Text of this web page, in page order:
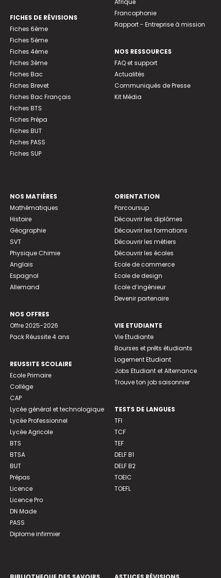
FICHES DE RÉVISIONS
Fiches 6ème
Fiches 5ème
Fiches 4ème
Fiches 3ème
Fiches Bac
Fiches Brevet
Fiches Bac Français
Fiches BTS
Fiches Prépa
Fiches BUT
Fiches PASS
Fiches SUP
Afrique
Francophonie
Rapport - Entreprise à mission
NOS RESSOURCES
FAQ et support
Actualités
Communiqués de Presse
Kit Média
NOS MATIÈRES
Mathématiques
Histoire
Géographie
SVT
Physique Chimie
Anglais
Espagnol
Allemand
NOS OFFRES
Offre 2025-2026
Pack Réussite 4 ans
REUSSITE SCOLAIRE
Ecole Primaire
Collège
CAP
Lycée général et technologique
Lycée Professionnel
Lycée Agricole
BTS
BTSA
BUT
Prépas
Licence
Licence Pro
DN Made
PASS
Diplome infirmier
ORIENTATION
Parcoursup
Découvrir les diplômes
Découvrir les formations
Découvrir les métiers
Découvrir les écoles
Ecole de commerce
Ecole de design
Ecole d’ingénieur
Devenir partenaire
VIE ETUDIANTE
Vie Etudiante
Bourses et prêts étudiants
Logement Etudiant
Jobs Etudiant et Alternance
Trouve ton job saisonnier
TESTS DE LANGUES
TFI
TCF
TEF
DELF B1
DELF B2
TOEIC
TOEFL